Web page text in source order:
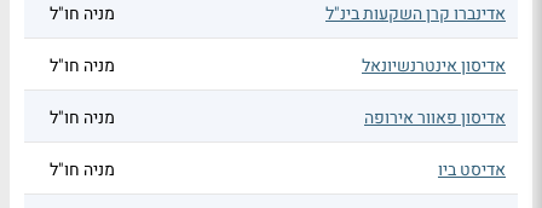
אדינברו קרן השקעות בינ"ל מניה חו"ל
אדיסון אינטרנשיונאל מניה חו"ל
אדיסון פאוור אירופה מניה חו"ל
אדיסט ביו מניה חו"ל